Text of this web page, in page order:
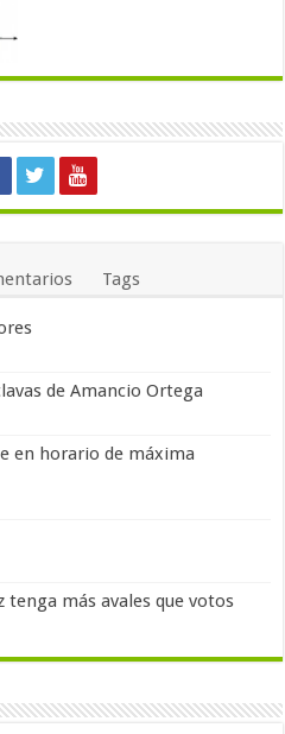
Tags
de Amancio Ortega
en horario de máxima
tenga más avales que votos